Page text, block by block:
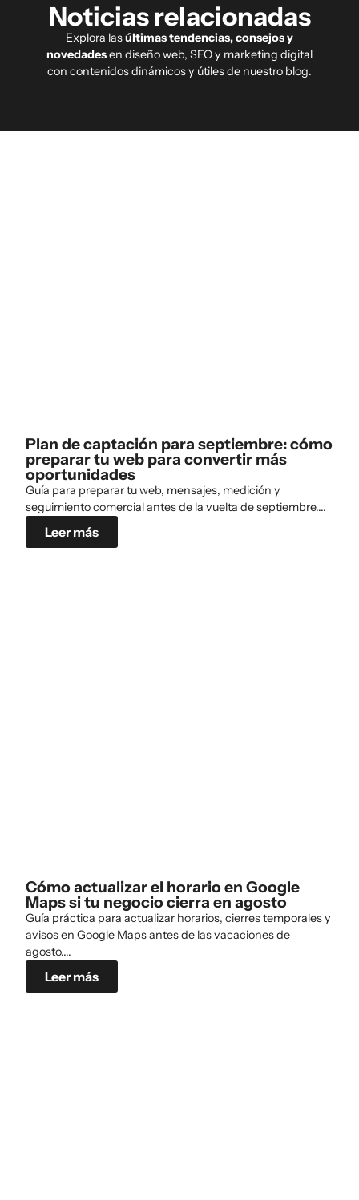
Noticias relacionadas
Explora lasúltimas tendencias, consejos y
novedadesen diseño web, SEO y marketing digital
con contenidos dinámicos y útiles de nuestro blog.
Plan de captación para septiembre: cómo
preparar tu web para convertir más
oportunidades
Guía para preparar tu web, mensajes, medición y
seguimiento comercial antes de la vuelta de septiembre....
Leer más
Cómo actualizar el horario en Google
Maps si tu negocio cierra en agosto
Guía práctica para actualizar horarios, cierres temporales y
avisos en Google Maps antes de las vacaciones de
agosto....
Leer más